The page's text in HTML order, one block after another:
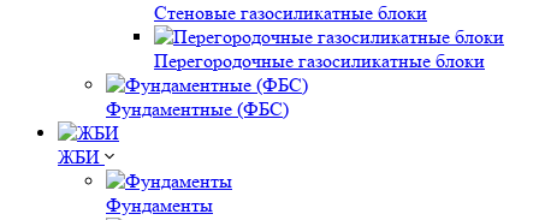
Стеновые газосиликатные блоки
Перегородочные газосиликатные блоки
Фундаментные (ФБС)
ЖБИ
Фундаменты